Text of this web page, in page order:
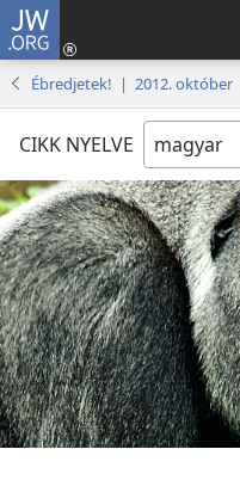
JW.ORG
Ébredjetek! | 2012. október
CIKK NYELVE